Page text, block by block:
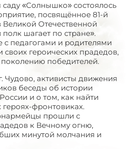
«Солнышко» состоялось
посвящённое 81-й
Отечественной
шагает по стране».
с педагогами и родителями
героических прадедов,
победителей.
Чудово, активисты движения
беседы об истории
и о том, как найти
фронтовиках.
прошли с
к Вечному огню,
минутой молчания и